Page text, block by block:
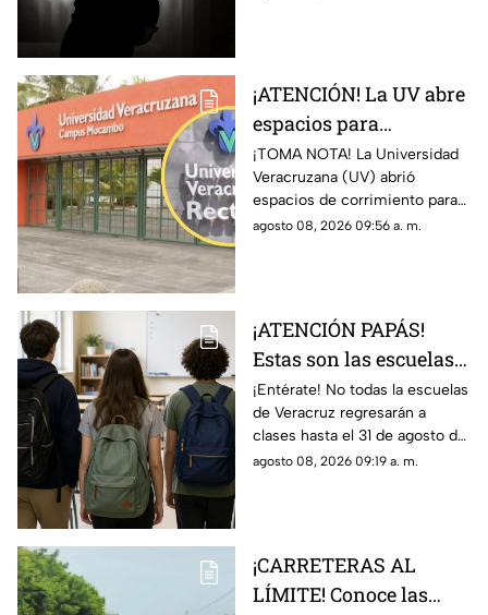
¡ATENCIÓN! La UV abre
espacios para
aspirantes de nuevo
ingreso en Veracruz;
esto debe hacer
¡TOMA NOTA! La Universidad
Veracruzana (UV) abrió
espacios de corrimiento para
los aspirantes de nuevo
agosto 08, 2026 09:56 a. m.
¡ATENCIÓN PAPÁS!
Estas son las escuelas
que NO REGRESARÁN a
CLASES este 31 de
agosto 2026 en
Veracruz
¡Entérate! No todas la escuelas
de Veracruz regresarán a
clases hasta el 31 de agosto del
2026; en TV Azteca Veracruz
agosto 08, 2026 09:19 a. m.
¡CARRETERAS AL
LÍMITE! Conoce las